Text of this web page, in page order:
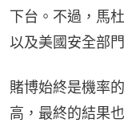
下台。不過，馬
以及美國安全部
賭博始終是機率
高，最終的結果